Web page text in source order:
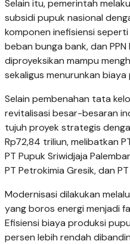
Selain itu, pemerintah
subsidi pupuk nasional
komponen inefisiensi
beban bunga bank, dan
diproyeksikan mampu
sekaligus menurunkan
Selain pembenahan tata
revitalisasi besar-besaran
tujuh proyek strategis
Rp72,84 triliun, melibatkan
PT Pupuk Sriwidjaja
PT Petrokimia Gresik, dan
Modernisasi dilakukan
yang boros energi menjadi
Efisiensi biaya produksi
persen lebih rendah